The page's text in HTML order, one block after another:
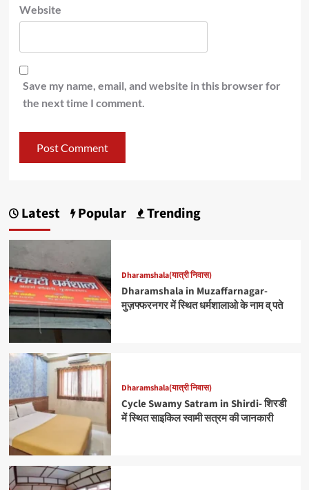
Website
Save my name, email, and website in this browser for
the next time I comment.
Latest Popular Trending
Dharamshala(यात्री निवास)
Dharamshala in Muzaffarnagar-
मुज़फ्फरनगर में स्थित धर्मशालाओ के नाम व् पते
Dharamshala(यात्री निवास)
Cycle Swamy Satram in Shirdi- शिरडी
में स्थित साइकिल स्वामी सत्रम की जानकारी